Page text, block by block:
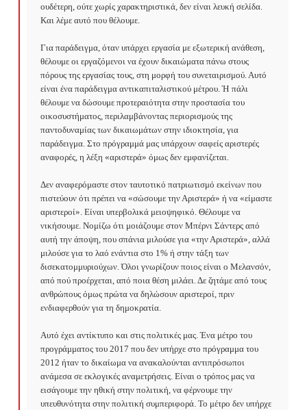
ουδέτερη, ούτε χωρίς χαρακτηριστικά, δεν είναι λευκή σελίδα.
Και λέμε αυτό που θέλουμε.
Για παράδειγμα, όταν υπάρχει εργασία με εξωτερική ανάθεση,
θέλουμε οι εργαζόμενοι να έχουν δικαιώματα πάνω στους
πόρους της εργασίας τους, στη μορφή του συνεταιρισμού. Αυτό
είναι ένα παράδειγμα αντικαπιταλιστικού μέτρου. Ή πάλι
θέλουμε να δώσουμε προτεραιότητα στην προστασία του
οικοσυστήματος, περιλαμβάνοντας περιορισμούς της
παντοδυναμίας των δικαιωμάτων στην ιδιοκτησία, για
παράδειγμα. Στο πρόγραμμά μας υπάρχουν σαφείς αριστερές
αναφορές, η λέξη «αριστερά» όμως δεν εμφανίζεται.
Δεν αναφερόμαστε στον ταυτοτικό πατριωτισμό εκείνων που
πιστεύουν ότι πρέπει να «σώσουμε την Αριστερά» ή να «είμαστε
αριστεροί». Είναι υπερβολικά μειοψηφικό. Θέλουμε να
νικήσουμε. Νομίζω ότι μοιάζουμε στον Μπέρνι Σάντερς από
αυτή την άποψη, που σπάνια μιλούσε για «την Αριστερά», αλλά
μιλούσε για το λαό ενάντια στο 1% ή στην τάξη των
δισεκατομμυριούχων. Όλοι γνωρίζουν ποιος είναι ο Μελανσόν,
από πού προέρχεται, από ποια θέση μιλάει. Δε ζητάμε από τους
ανθρώπους όμως πρώτα να δηλώσουν αριστεροί, πριν
ενδιαφερθούν για τη δημοκρατία.
Αυτό έχει αντίκτυπο και στις πολιτικές μας. Ένα μέτρο του
προγράμματος του 2017 που δεν υπήρχε στο πρόγραμμα του
2012 ήταν το δικαίωμα να ανακαλούνται αντιπρόσωποι
ανάμεσα σε εκλογικές αναμετρήσεις. Είναι ο τρόπος μας να
εισάγουμε την ηθική στην πολιτική, να φέρνουμε την
υπευθυνότητα στην πολιτική συμπεριφορά. Το μέτρο δεν υπήρχε